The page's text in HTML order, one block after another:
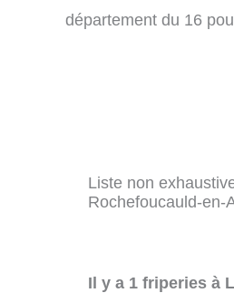
département du 16
Liste non
Rochefoucauld-en-
Il y a 1 friperies à